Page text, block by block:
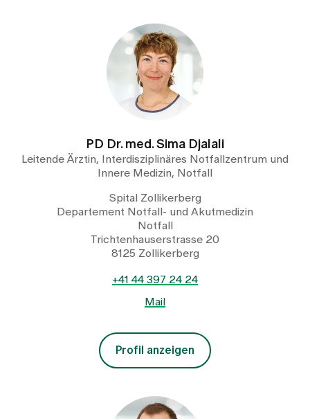
PD Dr. med. Sima Djalali
Leitende Ärztin, Interdisziplinäres Notfallzentrum und
Innere Medizin, Notfall
Spital Zollikerberg
Departement Notfall- und Akutmedizin
Notfall
Trichtenhauserstrasse 20
8125 Zollikerberg
+41 44 397 24 24
Mail
Profil anzeigen